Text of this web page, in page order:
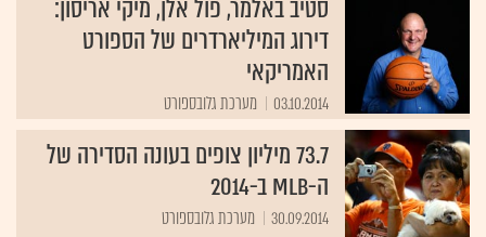
סטיב באלמר, פול אלן, מיקי אריסון:
דירוג המיליארדרים של הספורט
האמריקאי
03.10.2014 מערכת גלובספורט
73.7 מיליון צופים בעונה הסדירה של
ה-MLB ב-2014
30.09.2014 מערכת גלובספורט